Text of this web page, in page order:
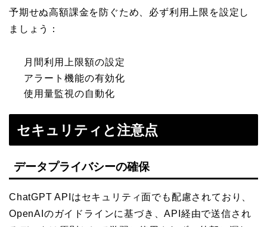
予期せぬ高額課金を防ぐため、必ず利用上限を設定し
ましょう：
月間利用上限額の設定
アラート機能の有効化
使用量監視の自動化
セキュリティと注意点
データプライバシーの確保
ChatGPT APIはセキュリティ面でも配慮されており、
OpenAIのガイドラインに基づき、API経由で送信され